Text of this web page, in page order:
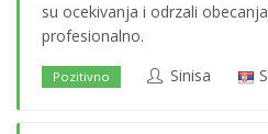
su ocekivanja i odrzali
profesionalno.
Pozitivno Sinisa